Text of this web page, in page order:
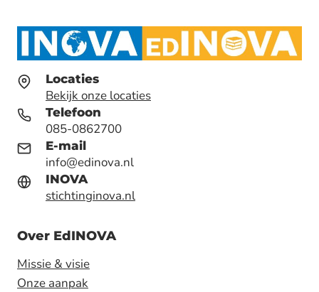
Locaties
Bekijk onze locaties
Telefoon
085-0862700
E-mail
info@edinova.nl
INOVA
stichtinginova.nl
Over EdINOVA
Missie & visie
Onze aanpak